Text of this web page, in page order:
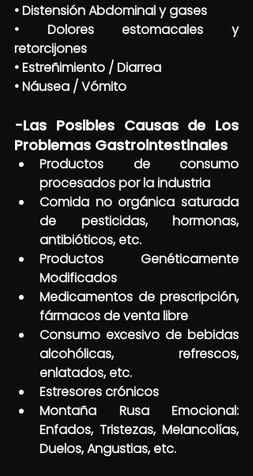
• Distensión Abdominal y gases
• Dolores estomacales y
retorcijones
• Estreñimiento / Diarrea
• Náusea / Vómito
-Las Posibles Causas de Los
Problemas Gastrointestinales
Productos de consumo
procesados por la industria
Comida no orgánica saturada
de pesticidas, hormonas,
antibióticos, etc.
Productos Genéticamente
Modificados
Medicamentos de prescripción,
fármacos de venta libre
Consumo excesivo de bebidas
alcohólicas, refrescos,
enlatados, etc.
Estresores crónicos
Montaña Rusa Emocional:
Enfados, Tristezas, Melancolías,
Duelos, Angustias, etc.